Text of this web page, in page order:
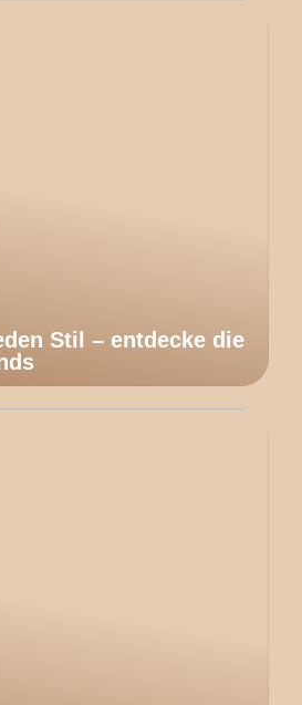
Stil – entdecke die